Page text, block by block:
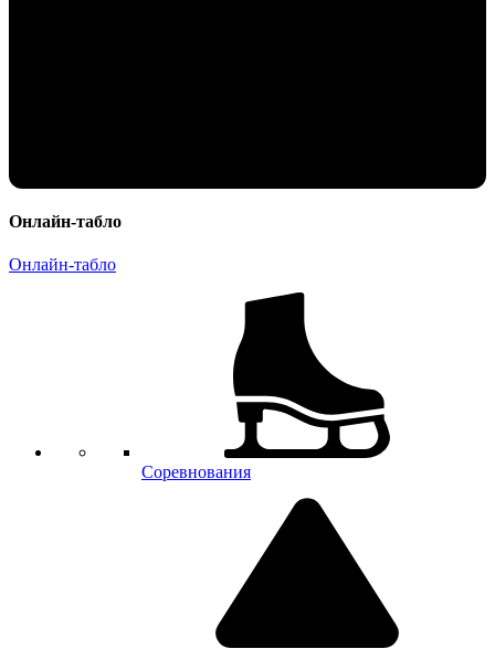
Онлайн-табло
Онлайн-табло
Соревнования